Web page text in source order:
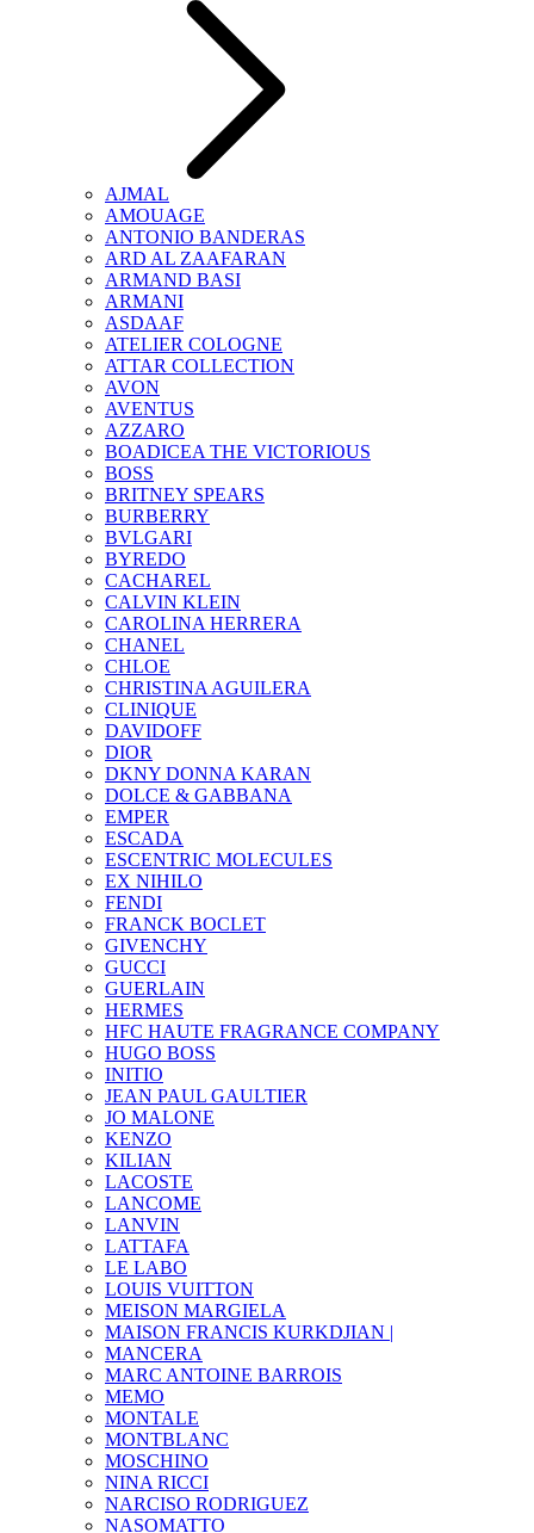
AJMAL
AMOUAGE
ANTONIO BANDERAS
ARD AL ZAAFARAN
ARMAND BASI
ARMANI
ASDAAF
ATELIER COLOGNE
ATTAR COLLECTION
AVON
AVENTUS
AZZARO
BOADICEA THE VICTORIOUS
BOSS
BRITNEY SPEARS
BURBERRY
BVLGARI
BYREDO
CACHAREL
CALVIN KLEIN
CAROLINA HERRERA
CHANEL
CHLOE
CHRISTINA AGUILERA
CLINIQUE
DAVIDOFF
DIOR
DKNY DONNA KARAN
DOLCE & GABBANA
EMPER
ESCADA
ESCENTRIC MOLECULES
EX NIHILO
FENDI
FRANCK BOCLET
GIVENCHY
GUCCI
GUERLAIN
HERMES
HFC HAUTE FRAGRANCE COMPANY
HUGO BOSS
INITIO
JEAN PAUL GAULTIER
JO MALONE
KENZO
KILIAN
LACOSTE
LANCOME
LANVIN
LATTAFA
LE LABO
LOUIS VUITTON
MEISON MARGIELA
MAISON FRANCIS KURKDJIAN |
MANCERA
MARC ANTOINE BARROIS
MEMO
MONTALE
MONTBLANC
MOSCHINO
NINA RICCI
NARCISO RODRIGUEZ
NASOMATTO